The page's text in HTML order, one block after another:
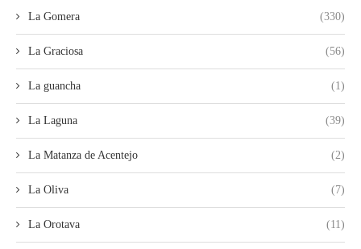
La Gomera (330)
La Graciosa (56)
La guancha (1)
La Laguna (39)
La Matanza de Acentejo (2)
La Oliva (7)
La Orotava (11)